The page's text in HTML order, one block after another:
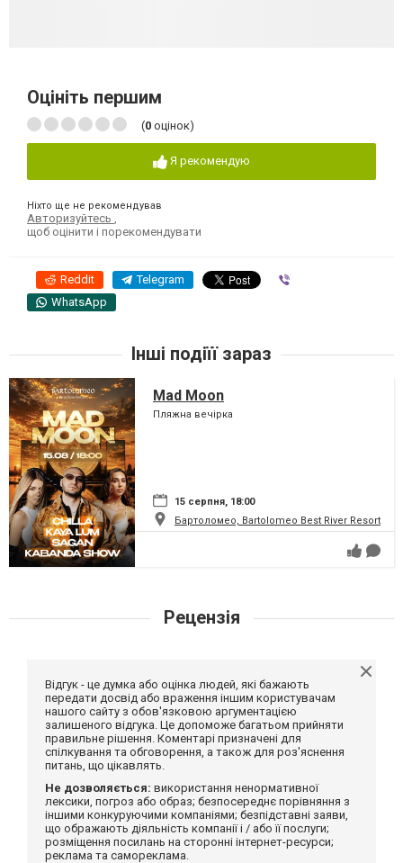
Оцініть першим
(0 оцінок)
Я рекомендую
Ніхто ще не рекомендував
Авторизуйтесь
щоб оцінити і порекомендувати
Reddit Telegram
WhatsApp
Інші подіїї зараз
Mad Moon
Пляжна вечірка
15 серпня, 18:00
Бартоломео, Bartolomeo Best River Resort
Рецензія
Відгук - це думка або оцінка людей, які бажають
передати досвід або враження іншим користувачам
нашого сайту з обов'язковою аргументацією
залишеного відгука. Це допоможе багатьом прийняти
правильне рішення. Коментарі призначені для
спілкування та обговорення, а також для роз'яснення
питань, що цікавлять.
Не дозволяється: використання ненормативної
лексики, погроз або образ; безпосереднє порівняння з
іншими конкуруючими компаніями; безпідставні заяви,
що ображають діяльність компанії і / або її послуги;
розміщення посилань на сторонні інтернет-ресурси;
реклама та самореклама.